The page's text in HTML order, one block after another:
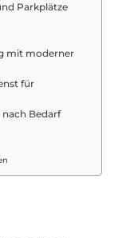
Parkplätze
mit moderner
für
Bedarf